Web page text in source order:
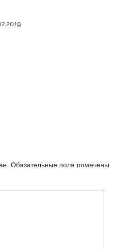
Обязательные поля помечены